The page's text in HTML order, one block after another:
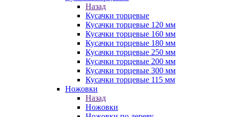
Назад
Кусачки торцевые
Кусачки торцевые 120 мм
Кусачки торцевые 160 мм
Кусачки торцевые 180 мм
Кусачки торцевые 250 мм
Кусачки торцевые 200 мм
Кусачки торцевые 300 мм
Кусачки торцевые 115 мм
Ножовки
Назад
Ножовки